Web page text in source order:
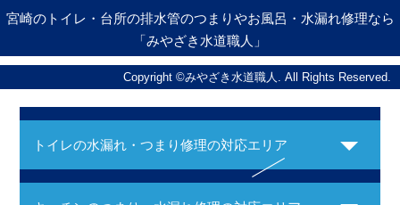
宮崎のトイレ・台所の排水管のつまりやお風呂・水漏れ修理なら
「みやざき水道職人」
Copyright ©みやざき水道職人. All Rights Reserved.
トイレの水漏れ・つまり修理の対応エリア